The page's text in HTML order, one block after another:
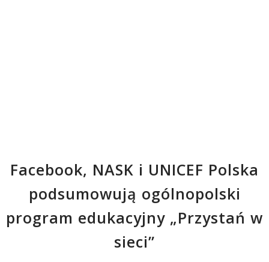
Facebook, NASK i UNICEF Polska
podsumowują ogólnopolski
program edukacyjny „Przystań w
sieci”